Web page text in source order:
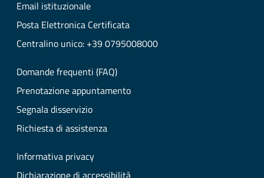
Email istituzionale
Posta Elettronica Certificata
Centralino unico: +39 0795008000
Domande frequenti (FAQ)
Prenotazione appuntamento
Segnala disservizio
Richiesta di assistenza
Informativa privacy